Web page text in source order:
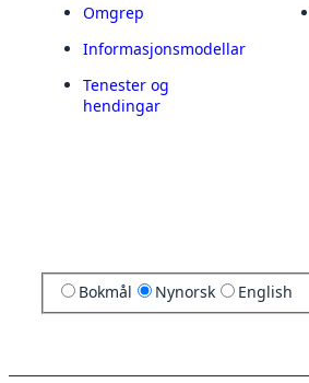
Omgrep
Informasjonsmodellar
Tenester og
hendingar
Bokmål Nynorsk English